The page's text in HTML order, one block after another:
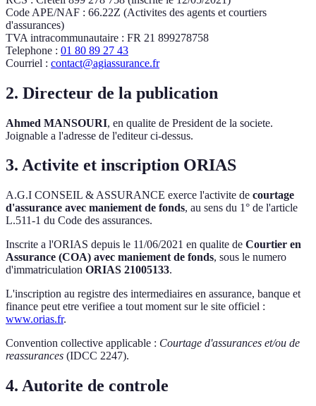
Code APE/NAF : 66.22Z (Activites des agents et courtiers
d'assurances)
TVA intracommunautaire : FR 21 899278758
Telephone : 01 80 89 27 43
Courriel : contact@agiassurance.fr
2. Directeur de la publication
Ahmed MANSOURI, en qualite de President de la societe.
Joignable a l'adresse de l'editeur ci-dessus.
3. Activite et inscription ORIAS
A.G.I CONSEIL & ASSURANCE exerce l'activite de courtage
d'assurance avec maniement de fonds, au sens du 1° de l'article
L.511-1 du Code des assurances.
Inscrite a l'ORIAS depuis le 11/06/2021 en qualite de Courtier en
Assurance (COA) avec maniement de fonds, sous le numero
d'immatriculation ORIAS 21005133.
L'inscription au registre des intermediaires en assurance, banque et
finance peut etre verifiee a tout moment sur le site officiel :
www.orias.fr.
Convention collective applicable : Courtage d'assurances et/ou de
reassurances (IDCC 2247).
4. Autorite de controle